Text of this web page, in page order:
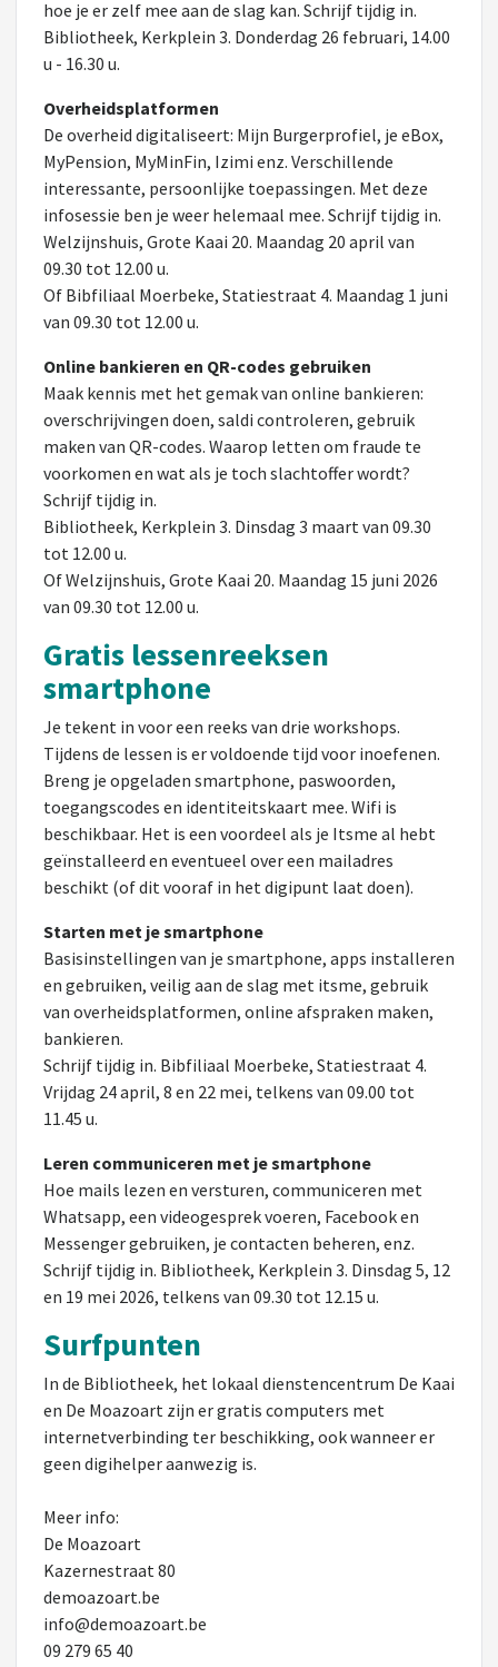
hoe je er zelf mee aan de slag kan. Schrijf tijdig in.
Bibliotheek, Kerkplein 3. Donderdag 26 februari, 14.00
u - 16.30 u.
Overheidsplatformen
De overheid digitaliseert: Mijn Burgerprofiel, je eBox,
MyPension, MyMinFin, Izimi enz. Verschillende
interessante, persoonlijke toepassingen. Met deze
infosessie ben je weer helemaal mee. Schrijf tijdig in.
Welzijnshuis, Grote Kaai 20. Maandag 20 april van
09.30 tot 12.00 u.
Of Bibfiliaal Moerbeke, Statiestraat 4. Maandag 1 juni
van 09.30 tot 12.00 u.
Online bankieren en QR-codes gebruiken
Maak kennis met het gemak van online bankieren:
overschrijvingen doen, saldi controleren, gebruik
maken van QR-codes. Waarop letten om fraude te
voorkomen en wat als je toch slachtoffer wordt?
Schrijf tijdig in.
Bibliotheek, Kerkplein 3. Dinsdag 3 maart van 09.30
tot 12.00 u.
Of Welzijnshuis, Grote Kaai 20. Maandag 15 juni 2026
van 09.30 tot 12.00 u.
Gratis lessenreeksen
smartphone
Je tekent in voor een reeks van drie workshops.
Tijdens de lessen is er voldoende tijd voor inoefenen.
Breng je opgeladen smartphone, paswoorden,
toegangscodes en identiteitskaart mee. Wifi is
beschikbaar. Het is een voordeel als je Itsme al hebt
geïnstalleerd en eventueel over een mailadres
beschikt (of dit vooraf in het digipunt laat doen).
Starten met je smartphone
Basisinstellingen van je smartphone, apps installeren
en gebruiken, veilig aan de slag met itsme, gebruik
van overheidsplatformen, online afspraken maken,
bankieren.
Schrijf tijdig in. Bibfiliaal Moerbeke, Statiestraat 4.
Vrijdag 24 april, 8 en 22 mei, telkens van 09.00 tot
11.45 u.
Leren communiceren met je smartphone
Hoe mails lezen en versturen, communiceren met
Whatsapp, een videogesprek voeren, Facebook en
Messenger gebruiken, je contacten beheren, enz.
Schrijf tijdig in. Bibliotheek, Kerkplein 3. Dinsdag 5, 12
en 19 mei 2026, telkens van 09.30 tot 12.15 u.
Surfpunten
In de Bibliotheek, het lokaal dienstencentrum De Kaai
en De Moazoart zijn er gratis computers met
internetverbinding ter beschikking, ook wanneer er
geen digihelper aanwezig is.
Meer info:
De Moazoart
Kazernestraat 80
demoazoart.be
info@demoazoart.be
09 279 65 40